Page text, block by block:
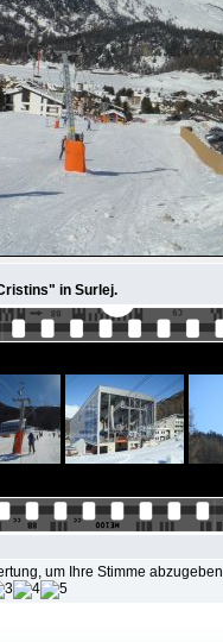
in Surlej.
um Ihre Stimme abzugeben